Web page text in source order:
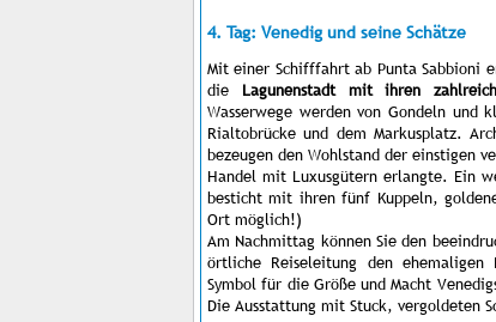
4. Tag: Venedig und seine Schätze
Mit einer Schifffahrt ab Punta Sabbioni
die Lagunenstadt mit ihren
Wasserwege werden von Gondeln und
Rialtobrücke und dem Markusplatz.
bezeugen den Wohlstand der einstigen
Handel mit Luxusgütern erlangte. Ein
besticht mit ihren fünf Kuppeln,
Ort möglich!)
Am Nachmittag können Sie den
örtliche Reiseleitung den ehemaligen
Symbol für die Größe und Macht
Die Ausstattung mit Stuck, vergoldeten